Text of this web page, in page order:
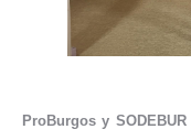
ProBurgos y